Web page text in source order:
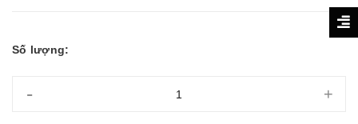
Số lượng:
- +